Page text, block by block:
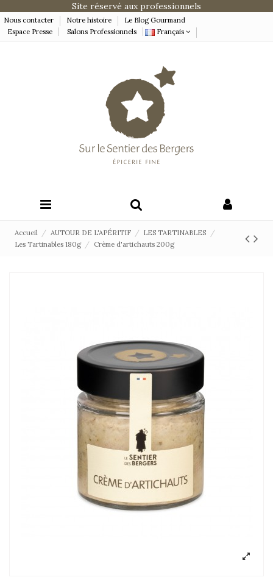
Site réservé aux professionnels
Nous contacter Notre histoire
Le Blog Gourmand
Espace Presse
Salons Professionnels Français
Accueil AUTOUR DE L'APÉRITIF
LES TARTINABLES
Les Tartinables 180g
Crème d'artichauts 200g